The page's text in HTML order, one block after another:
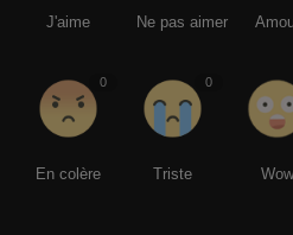
J'aime Ne pas aimer
0
En colère
0
Triste Wow